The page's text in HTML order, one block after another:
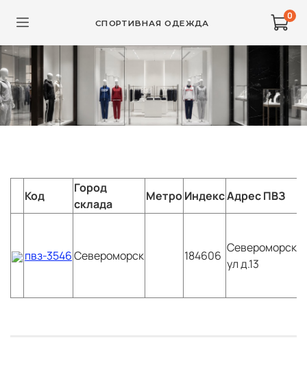
СПОРТИВНАЯ ОДЕЖДА
0
Код
Город
склада
МетроИндексАдрес ПВЗ
пвз-3546Североморск 184606
Североморск
ул д.13